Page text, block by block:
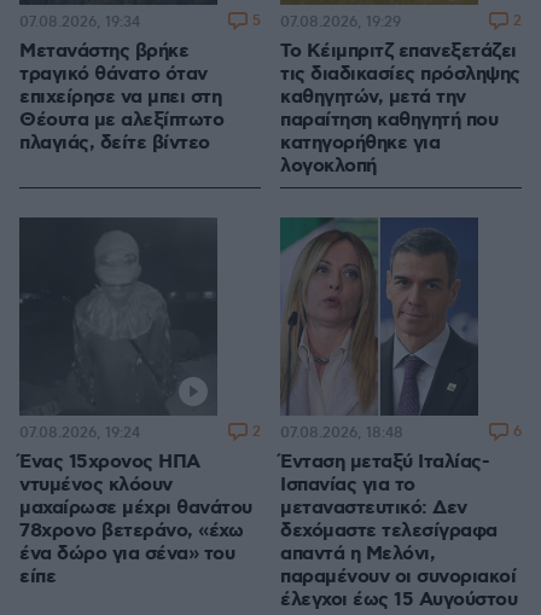
Μετανάστης βρήκε
τραγικό θάνατο όταν
επιχείρησε να μπει στη
Θέουτα με αλεξίπτωτο
πλαγιάς, δείτε βίντεο
07.08.2026, 19:34 5
Το Κέιμπριτζ επανεξετάζει
τις διαδικασίες πρόσληψης
καθηγητών, μετά την
παραίτηση καθηγητή που
κατηγορήθηκε για
λογοκλοπή
07.08.2026, 19:29 2
Ένας 15χρονος ΗΠΑ
ντυμένος κλόουν
μαχαίρωσε μέχρι θανάτου
78χρονο βετεράνο, «έχω
ένα δώρο για σένα» του
είπε
07.08.2026, 19:24 2
Ένταση μεταξύ Ιταλίας-
Ισπανίας για το
μεταναστευτικό: Δεν
δεχόμαστε τελεσίγραφα
απαντά η Μελόνι,
παραμένουν οι συνοριακοί
έλεγχοι έως 15 Αυγούστου
07.08.2026, 18:48 6